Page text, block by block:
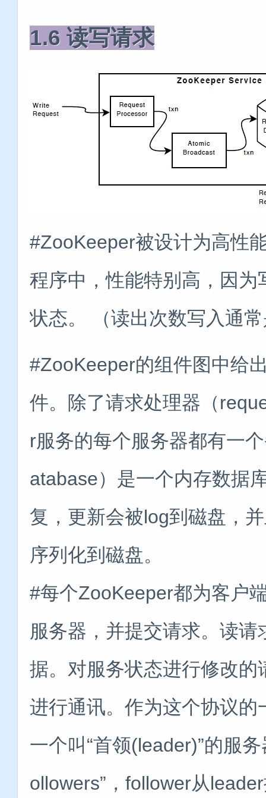
1.6 读写请求
#ZooKeeper被设计为高性
程序中，性能特别高，因
状态。 （读出次数写入通
#ZooKeeper的组件图中给
件。除了请求处理器（
r服务的每个服务器都有一
atabase）是一个内存数据
复，更新会被log到磁盘，
序列化到磁盘。
#每个ZooKeeper都为客户
服务器，并提交请求。读
据。对服务状态进行修改
进行通讯。作为这个协议
一个叫“首领(leader)”的服
ollowers”，follower从